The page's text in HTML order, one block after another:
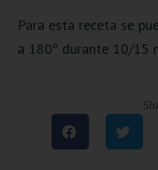
Para esta receta se
a 180º durante 10/15